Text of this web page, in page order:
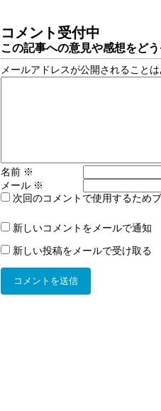
コメント受付中
この記事への意見や感想をどう
メールアドレスが公開されることは
名前 ※
メール ※
次回のコメントで使用するため
新しいコメントをメールで通知
新しい投稿をメールで受け取る